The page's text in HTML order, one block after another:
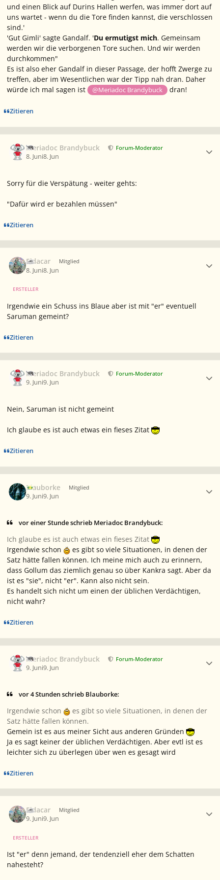
und einen Blick auf Durins Hallen werfen, was immer dort auf
uns wartet - wenn du die Tore finden kannst, die verschlossen
sind.'
'Gut Gimli' sagte Gandalf. 'Du ermutigst mich. Gemeinsam
werden wir die verborgenen Tore suchen. Und wir werden
durchkommen"
Es ist also eher Gandalf in dieser Passage, der hofft Zwerge zu
treffen, aber im Wesentlichen war der Tipp nah dran. Daher
würde ich mal sagen ist
@Meriadoc Brandybuck dran!
Zitieren
Meriadoc Brandybuck Forum-Moderator
8. Juni8. Jun
Sorry für die Verspätung - weiter gehts:
"Dafür wird er bezahlen müssen"
Zitieren
Eldacar Mitglied
8. Juni8. Jun
ERSTELLER
Irgendwie ein Schuss ins Blaue aber ist mit "er" eventuell
Saruman gemeint?
Zitieren
Meriadoc Brandybuck Forum-Moderator
9. Juni9. Jun
Nein, Saruman ist nicht gemeint
Ich glaube es ist auch etwas ein fieses Zitat
Zitieren
Blauborke Mitglied
9. Juni9. Jun
vor einer Stunde schrieb Meriadoc Brandybuck:
Ich glaube es ist auch etwas ein fieses Zitat
Irgendwie schon
es gibt so viele Situationen, in denen der
Satz hätte fallen können. Ich meine mich auch zu erinnern,
dass Gollum das ziemlich genau so über Kankra sagt. Aber da
ist es "sie", nicht "er". Kann also nicht sein.
Es handelt sich nicht um einen der üblichen Verdächtigen,
nicht wahr?
Zitieren
Meriadoc Brandybuck Forum-Moderator
9. Juni9. Jun
vor 4 Stunden schrieb Blauborke:
Irgendwie schon
es gibt so viele Situationen, in denen der
Satz hätte fallen können.
Gemein ist es aus meiner Sicht aus anderen Gründen
Ja es sagt keiner der üblichen Verdächtigen. Aber evtl ist es
leichter sich zu überlegen über wen es gesagt wird
Zitieren
Eldacar Mitglied
9. Juni9. Jun
ERSTELLER
Ist "er" denn jemand, der tendenziell eher dem Schatten
nahesteht?